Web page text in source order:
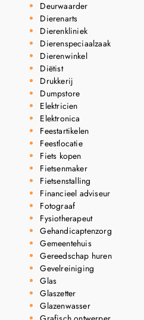
Deurwaarder
Dierenarts
Dierenkliniek
Dierenspeciaalzaak
Dierenwinkel
Diëtist
Drukkerij
Dumpstore
Elektricien
Elektronica
Feestartikelen
Feestlocatie
Fiets kopen
Fietsenmaker
Fietsenstalling
Financieel adviseur
Fotograaf
Fysiotherapeut
Gehandicaptenzorg
Gemeentehuis
Gereedschap huren
Gevelreiniging
Glas
Glaszetter
Glazenwasser